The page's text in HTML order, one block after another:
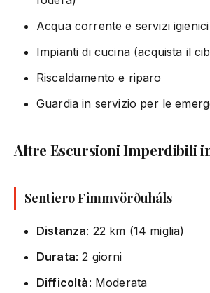
Acqua corrente e servizi igienici
Impianti di cucina (acquista il
Riscaldamento e riparo
Guardia in servizio per le
Altre Escursioni Imperdibili
Sentiero Fimmvörðuháls
Distanza: 22 km (14 miglia)
Durata: 2 giorni
Difficoltà: Moderata